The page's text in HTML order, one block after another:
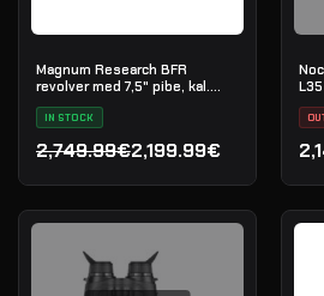
Magnum Research BFR
revolver med 7,5" pibe, kal.
.45-70 Government
IN STOCK
2,749.99€
Den oprindelige pris var:
2,199.99€
Den aktuelle pris er: 2,199.99€.
L35